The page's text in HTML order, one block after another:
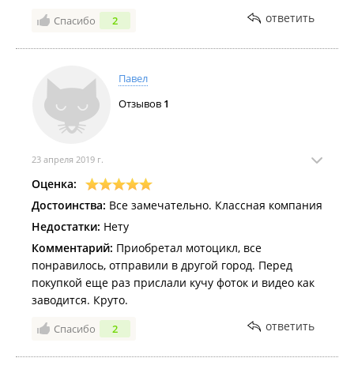
Спасибо 2 ответить
Павел
Отзывов 1
23 апреля 2019 г.
Оценка:
Достоинства: Все замечательно. Классная компания
Недостатки: Нету
Комментарий: Приобретал мотоцикл, все
понравилось, отправили в другой город. Перед
покупкой еще раз прислали кучу фоток и видео как
заводится. Круто.
Спасибо 2 ответить